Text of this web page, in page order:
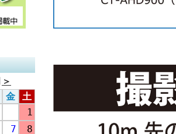
＞
金
土
1
7
8